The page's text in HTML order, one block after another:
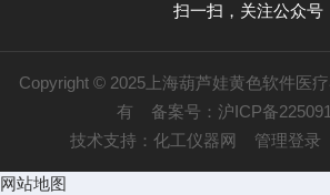
扫一扫，关注公众号
Copyright © 2025上海葫芦娃黄色软件医
有 备案号：沪ICP备
技术支持： 化工仪器网 管理登录
网站地图